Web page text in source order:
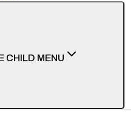
CHILD MENU